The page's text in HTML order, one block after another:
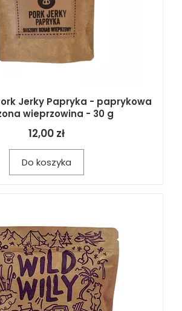
Pork Jerky Papryka - paprykowa
wieprzowina - 30 g
12,00 zł
Do koszyka